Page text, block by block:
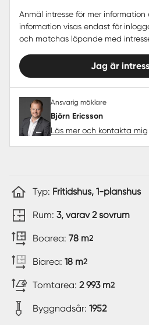
Anmäl intresse för mer information
information visas endast för
och matchas löpande med
Jag är
Ansvarig mäklare
Björn Ericsson
Läs mer och kontakta mig
Typ: Fritidshus, 1-planshus
Rum: 3, varav 2 sovrum
Boarea: 78 m2
Biarea: 18 m2
Tomtarea: 2 993 m2
Byggnadsår: 1952